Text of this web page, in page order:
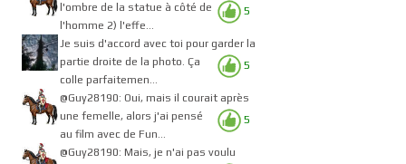
5
l'ombre de la statue à côté de
l'homme 2) l'effe...
5
Je suis d'accord avec toi pour garder la
partie droite de la photo. Ça
colle parfaitemen...
5
@Guy28190: Oui, mais il courait après
une femelle, alors j'ai pensé
au film avec de Fun...
@Guy28190: Mais, je n'ai pas voulu